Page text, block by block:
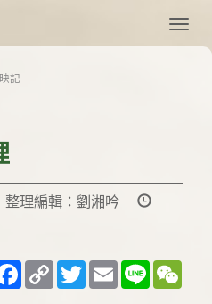
記
理編輯：劉湘吟
Facebook
Copy
Link
TwitterEmailLine